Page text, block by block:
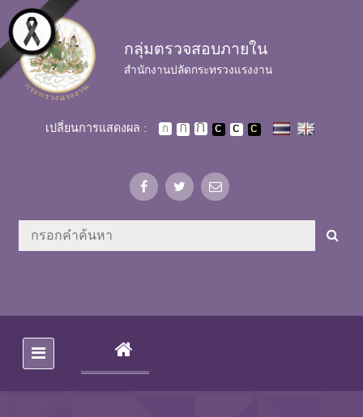
Skip to main content
กลุ่มตรวจสอบภายใน
สำนักงานปลัดกระทรวงแรงงาน
เปลี่ยนการแสดงผล :
(CURRENT)